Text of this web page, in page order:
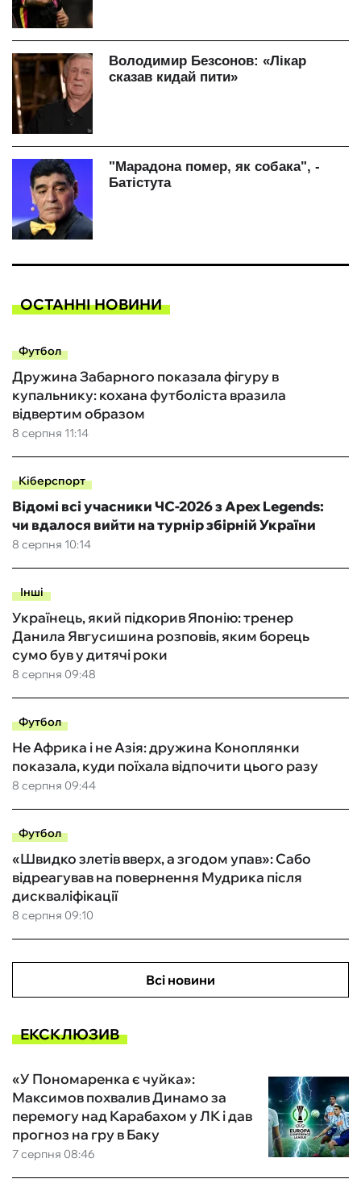
ОСТАННІ НОВИНИ
Футбол
8 серпня 11:14
Дружина Забарного показала фігуру в
купальнику: кохана футболіста вразила
відвертим образом
Кіберспорт
8 серпня 10:14
Відомі всі учасники ЧС-2026 з Apex Legends:
чи вдалося вийти на турнір збірній України
Інші
8 серпня 09:48
Українець, який підкорив Японію: тренер
Данила Явгусишина розповів, яким борець
сумо був у дитячі роки
Футбол
8 серпня 09:44
Не Африка і не Азія: дружина Коноплянки
показала, куди поїхала відпочити цього разу
Футбол
8 серпня 09:10
«Швидко злетів вверх, а згодом упав»: Сабо
відреагував на повернення Мудрика після
дискваліфікації
Всі новини
ЕКСКЛЮЗИВ
7 серпня 08:46
«У Пономаренка є чуйка»:
Максимов похвалив Динамо за
перемогу над Карабахом у ЛК і дав
прогноз на гру в Баку